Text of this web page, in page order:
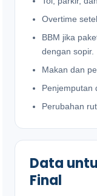
Overtime
BBM jika
dengan sopir.
Makan dan
Penjemputan
Perubahan
Data
Final